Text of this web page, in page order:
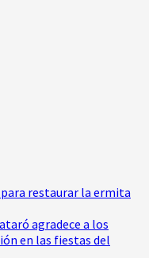
restaurar la ermita
agradece a los
en las fiestas del